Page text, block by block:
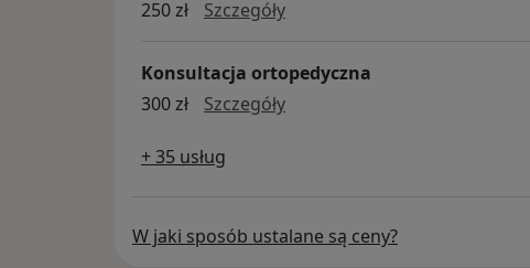
250 zł
Szczegółykonsultacja kardiologiczna
Konsultacja ortopedyczna
300 zł
Szczegółykonsultacja ortopedyczna
+ 35 usług
W jaki sposób ustalane są ceny?